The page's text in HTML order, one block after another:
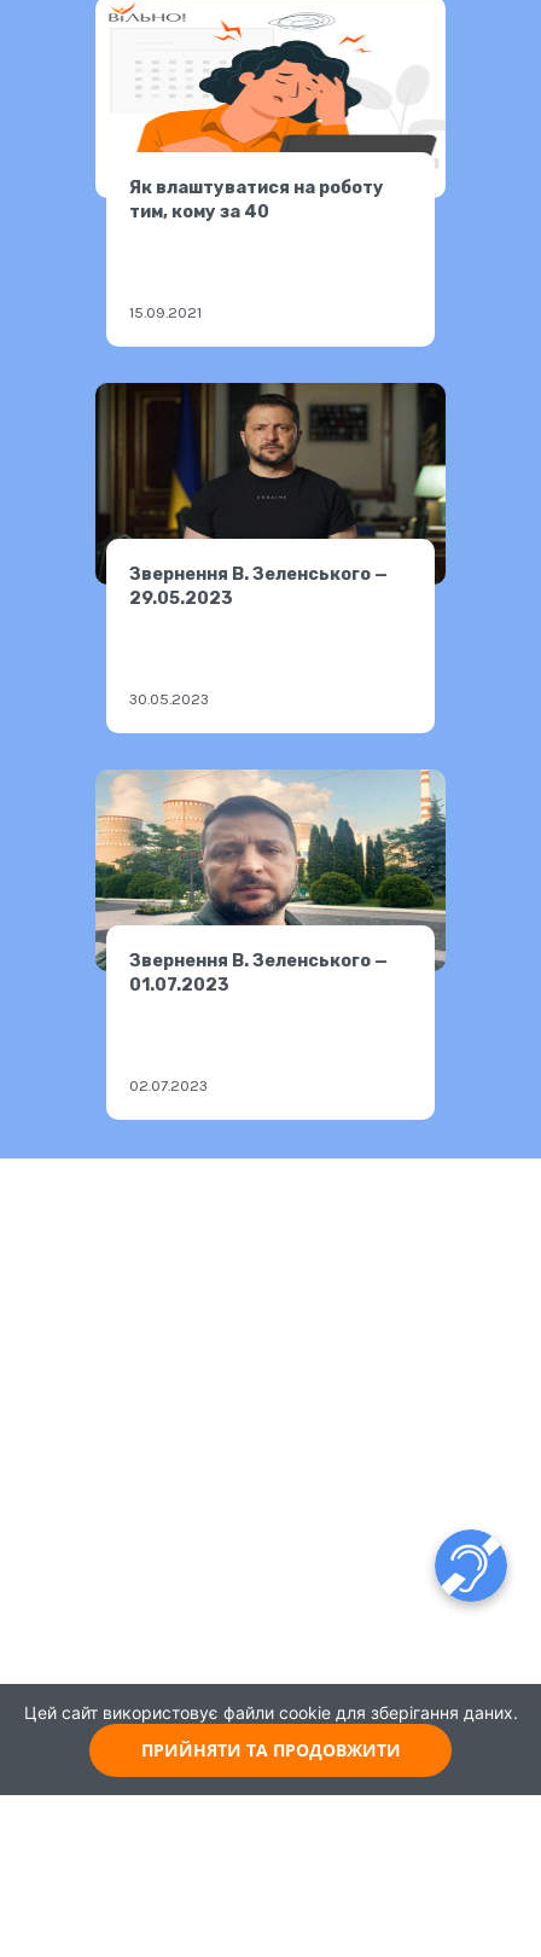
Як влаштуватися на роботу
тим, кому за 40
15.09.2021
Звернення В. Зеленського —
29.05.2023
30.05.2023
Звернення В. Зеленського —
01.07.2023
02.07.2023
Цей сайт використовує файли cookie для зберігання даних.
ПРИЙНЯТИ ТА ПРОДОВЖИТИ